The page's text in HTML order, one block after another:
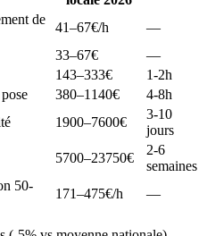
de
41–67€/h
—
33–67€
—
143–333€
1-2h
380–1140€
4-8h
1900–7600€
3-10
jours
5700–23750€
2-6
semaines
50-
171–475€/h —